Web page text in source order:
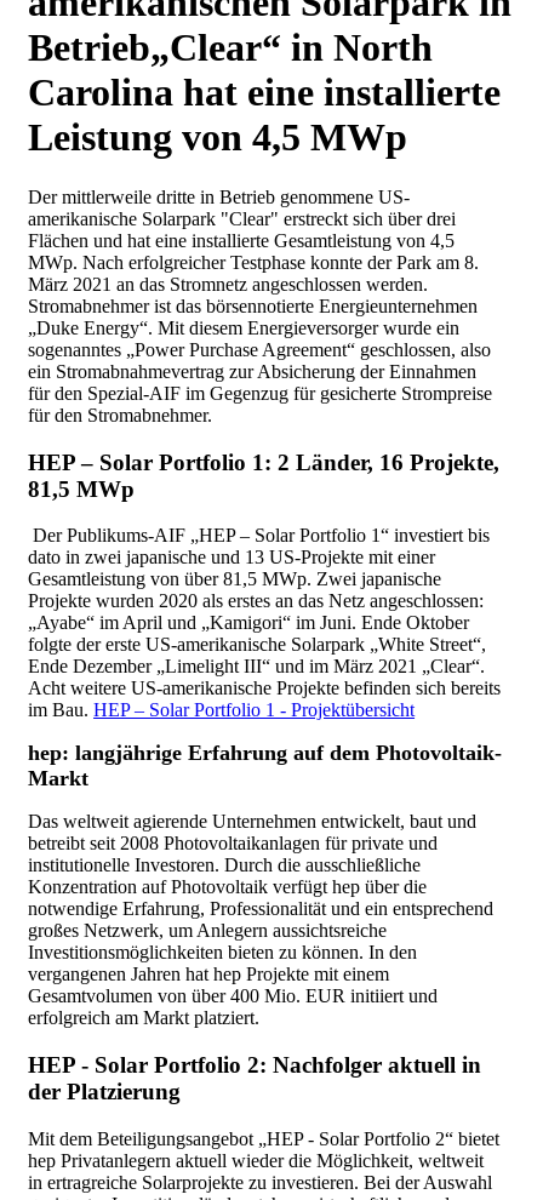
Betrieb„Clear“ in North
Carolina hat eine installierte
Leistung von 4,5 MWp
Der mittlerweile dritte in Betrieb genommene US-
amerikanische Solarpark "Clear" erstreckt sich über drei
Flächen und hat eine installierte Gesamtleistung von 4,5
MWp. Nach erfolgreicher Testphase konnte der Park am 8.
März 2021 an das Stromnetz angeschlossen werden.
Stromabnehmer ist das börsennotierte Energieunternehmen
„Duke Energy“. Mit diesem Energieversorger wurde ein
sogenanntes „Power Purchase Agreement“ geschlossen, also
ein Stromabnahmevertrag zur Absicherung der Einnahmen
für den Spezial-AIF im Gegenzug für gesicherte Strompreise
für den Stromabnehmer.
HEP – Solar Portfolio 1: 2 Länder, 16 Projekte,
81,5 MWp
Der Publikums-AIF „HEP – Solar Portfolio 1“ investiert bis
dato in zwei japanische und 13 US-Projekte mit einer
Gesamtleistung von über 81,5 MWp. Zwei japanische
Projekte wurden 2020 als erstes an das Netz angeschlossen:
„Ayabe“ im April und „Kamigori“ im Juni. Ende Oktober
folgte der erste US-amerikanische Solarpark „White Street“,
Ende Dezember „Limelight III“ und im März 2021 „Clear“.
Acht weitere US-amerikanische Projekte befinden sich bereits
im Bau.HEP – Solar Portfolio 1 - Projektübersicht
hep: langjährige Erfahrung auf dem Photovoltaik-
Markt
Das weltweit agierende Unternehmen entwickelt, baut und
betreibt seit 2008 Photovoltaikanlagen für private und
institutionelle Investoren. Durch die ausschließliche
Konzentration auf Photovoltaik verfügt hep über die
notwendige Erfahrung, Professionalität und ein entsprechend
großes Netzwerk, um Anlegern aussichtsreiche
Investitionsmöglichkeiten bieten zu können. In den
vergangenen Jahren hat hep Projekte mit einem
Gesamtvolumen von über 400 Mio. EUR initiiert und
erfolgreich am Markt platziert.
HEP - Solar Portfolio 2: Nachfolger aktuell in
der Platzierung
Mit dem Beteiligungsangebot „HEP - Solar Portfolio 2“ bietet
hep Privatanlegern aktuell wieder die Möglichkeit, weltweit
in ertragreiche Solarprojekte zu investieren. Bei der Auswahl